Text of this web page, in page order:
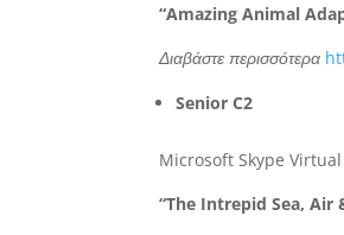
“Amazing Animal
Διαβάστε περισσότερα
Senior C2
Microsoft Skype
“The Intrepid Sea, Air